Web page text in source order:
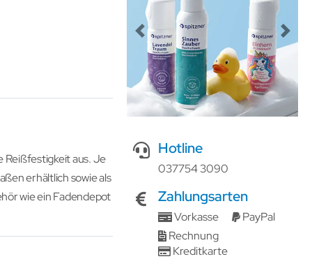
Reißfestigkeit aus. Je
erhältlich sowie als
wie ein Fadendepot
Previous Next
Hotline
037754 3090
Zahlungsarten
Vorkasse
PayPal
Rechnung
Kreditkarte